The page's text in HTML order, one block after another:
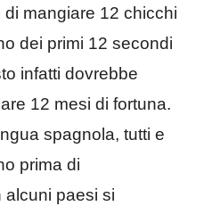
mangiare 12 chicchi
dei primi 12 secondi
infatti dovrebbe
12 mesi di fortuna.
spagnola, tutti e
prima di
alcuni paesi si